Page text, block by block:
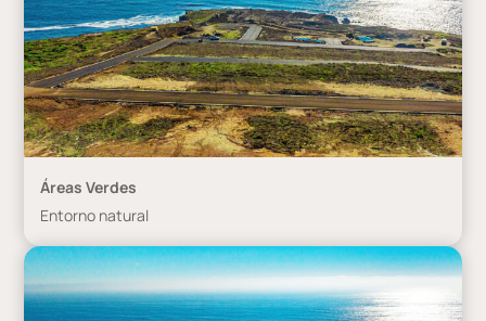
Áreas Verdes
Entorno natural